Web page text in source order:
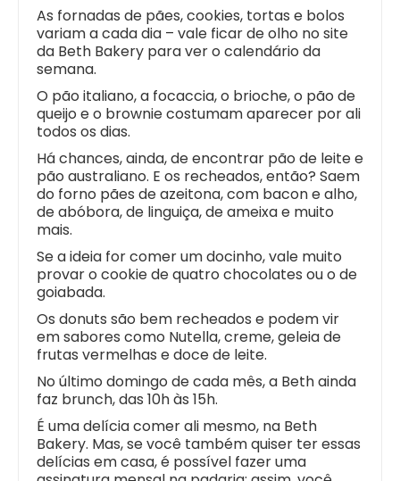
As fornadas de pães, cookies, tortas e bolos
variam a cada dia – vale ficar de olho no site
da Beth Bakery para ver o calendário da
semana.
O pão italiano, a focaccia, o brioche, o pão de
queijo e o brownie costumam aparecer por ali
todos os dias.
Há chances, ainda, de encontrar pão de leite e
pão australiano. E os recheados, então? Saem
do forno pães de azeitona, com bacon e alho,
de abóbora, de linguiça, de ameixa e muito
mais.
Se a ideia for comer um docinho, vale muito
provar o cookie de quatro chocolates ou o de
goiabada.
Os donuts são bem recheados e podem vir
em sabores como Nutella, creme, geleia de
frutas vermelhas e doce de leite.
No último domingo de cada mês, a Beth ainda
faz brunch, das 10h às 15h.
É uma delícia comer ali mesmo, na Beth
Bakery. Mas, se você também quiser ter essas
delícias em casa, é possível fazer uma